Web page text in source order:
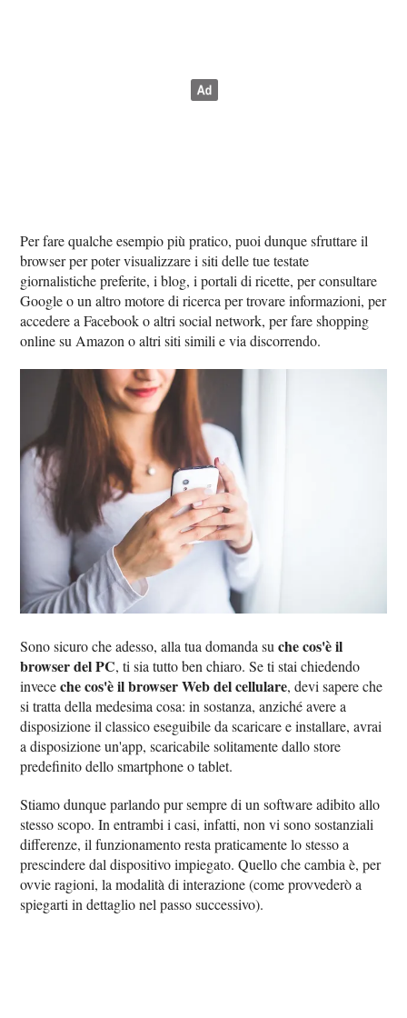
Per fare qualche esempio più pratico, puoi dunque sfruttare il
browser per poter visualizzare i siti delle tue testate
giornalistiche preferite, i blog, i portali di ricette, per consultare
Google o un altro motore di ricerca per trovare informazioni, per
accedere a Facebook o altri social network, per fare shopping
online su Amazon o altri siti simili e via discorrendo.
Sono sicuro che adesso, alla tua domanda suche cos'è il
browser del PC, ti sia tutto ben chiaro. Se ti stai chiedendo
inveceche cos'è il browser Web del cellulare, devi sapere che
si tratta della medesima cosa: in sostanza, anziché avere a
disposizione il classico eseguibile da scaricare e installare, avrai
a disposizione un'app, scaricabile solitamente dallo store
predefinito dello smartphone o tablet.
Stiamo dunque parlando pur sempre di un software adibito allo
stesso scopo. In entrambi i casi, infatti, non vi sono sostanziali
differenze, il funzionamento resta praticamente lo stesso a
prescindere dal dispositivo impiegato. Quello che cambia è, per
ovvie ragioni, la modalità di interazione (come provvederò a
spiegarti in dettaglio nel passo successivo).